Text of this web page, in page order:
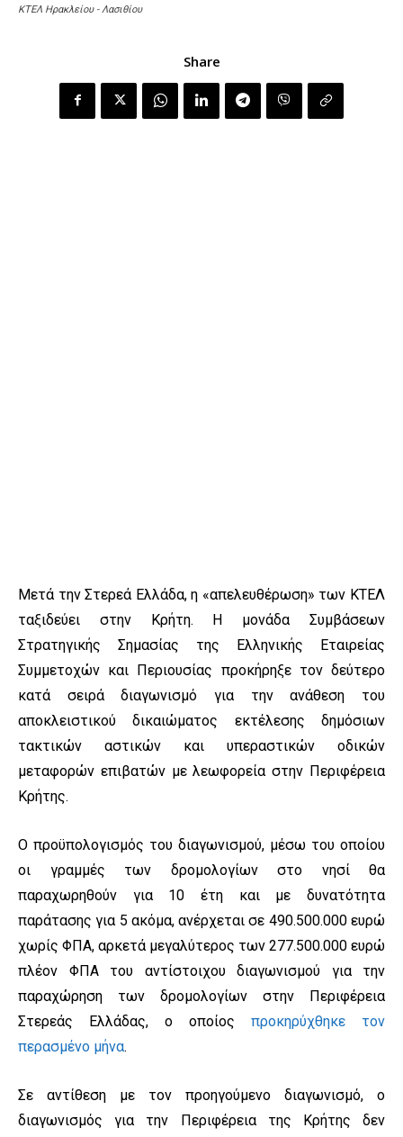
ΚΤΕΛ Ηρακλείου - Λασιθίου
Share
Μετά την Στερεά Ελλάδα, η «απελευθέρωση» των ΚΤΕΛ
ταξιδεύει στην Κρήτη. Η μονάδα Συμβάσεων
Στρατηγικής Σημασίας της Ελληνικής Εταιρείας
Συμμετοχών και Περιουσίας προκήρηξε τον δεύτερο
κατά σειρά διαγωνισμό για την ανάθεση του
αποκλειστικού δικαιώματος εκτέλεσης δημόσιων
τακτικών αστικών και υπεραστικών οδικών
μεταφορών επιβατών με λεωφορεία στην Περιφέρεια
Κρήτης.
Ο προϋπολογισμός του διαγωνισμού, μέσω του οποίου
οι γραμμές των δρομολογίων στο νησί θα
παραχωρηθούν για 10 έτη και με δυνατότητα
παράτασης για 5 ακόμα, ανέρχεται σε 490.500.000 ευρώ
χωρίς ΦΠΑ, αρκετά μεγαλύτερος των 277.500.000 ευρώ
πλέον ΦΠΑ του αντίστοιχου διαγωνισμού για την
παραχώρηση των δρομολογίων στην Περιφέρεια
Στερεάς Ελλάδας, ο οποίος προκηρύχθηκε τον
περασμένο μήνα.
Σε αντίθεση με τον προηγούμενο διαγωνισμό, ο
διαγωνισμός για την Περιφέρεια της Κρήτης δεν